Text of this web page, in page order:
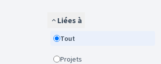
Liées à
Tout
Projets